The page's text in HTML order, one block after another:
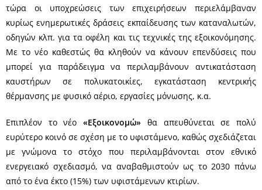
τώρα οι υποχρεώσεις των επιχειρήσεων περιελάμβαναν
κυρίως ενημερωτικές δράσεις εκπαίδευσης των καταναλωτών,
οδηγών κλπ. για τα οφέλη και τις τεχνικές της εξοικονόμησης.
Με το νέο καθεστώς θα κληθούν να κάνουν επενδύσεις που
μπορεί για παράδειγμα να περιλαμβάνουν αντικατάσταση
καυστήρων σε πολυκατοικίες, εγκατάσταση κεντρικής
θέρμανσης με φυσικό αέριο, εργασίες μόνωσης, κ.α.
Επιπλέον το νέο«Εξοικονομώ» θα απευθύνεται σε πολύ
ευρύτερο κοινό σε σχέση με το υφιστάμενο, καθώς σχεδιάζεται
με γνώμονα το στόχο που περιλαμβάνονται στον εθνικό
ενεργειακό σχεδιασμό, να αναβαθμιστούν ως το 2030 πάνω
από το ένα έκτο (15%) των υφιστάμενων κτιρίων.